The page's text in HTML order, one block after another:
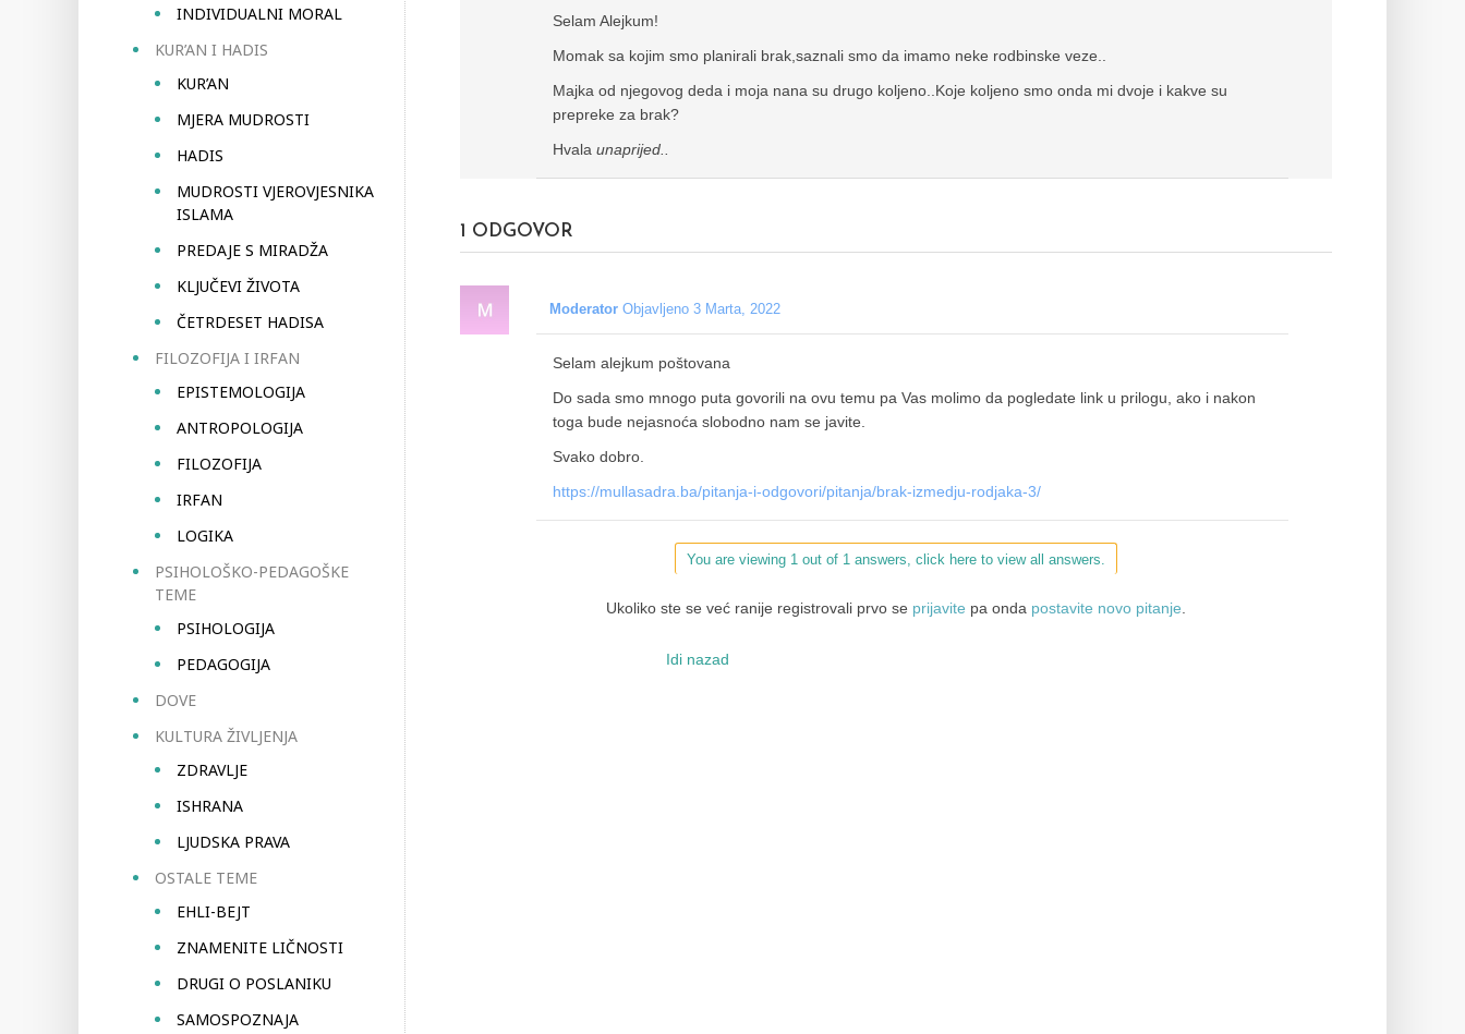
INDIVIDUALNI MORAL
KUR’AN I HADIS
KUR’AN
MJERA MUDROSTI
HADIS
MUDROSTI VJEROVJESNIKA
ISLAMA
PREDAJE S MIRADŽA
KLJUČEVI ŽIVOTA
ČETRDESET HADISA
FILOZOFIJA I IRFAN
EPISTEMOLOGIJA
ANTROPOLOGIJA
FILOZOFIJA
IRFAN
LOGIKA
PSIHOLOŠKO-PEDAGOŠKE
TEME
PSIHOLOGIJA
PEDAGOGIJA
DOVE
KULTURA ŽIVLJENJA
ZDRAVLJE
ISHRANA
LJUDSKA PRAVA
OSTALE TEME
EHLI-BEJT
ZNAMENITE LIČNOSTI
DRUGI O POSLANIKU
SAMOSPOZNAJA
Selam Alejkum!
Momak sa kojim smo planirali brak,saznali smo da imamo neke rodbinske veze..
Majka od njegovog deda i moja nana su drugo koljeno..Koje koljeno smo onda mi dvoje i kakve su
prepreke za brak?
Hvala unaprijed..
1 ODGOVOR
Moderator Objavljeno 3 Marta, 2022
Selam alejkum poštovana
Do sada smo mnogo puta govorili na ovu temu pa Vas molimo da pogledate link u prilogu, ako i nakon
toga bude nejasnoća slobodno nam se javite.
Svako dobro.
https://mullasadra.ba/pitanja-i-odgovori/pitanja/brak-izmedju-rodjaka-3/
You are viewing 1 out of 1 answers, click here to view all answers.
Ukoliko ste se već ranije registrovali prvo se prijavite pa onda postavite novo pitanje.
Idi nazad